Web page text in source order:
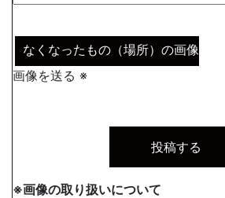
なくなったもの（場所）の画像
画像を送る ※
※画像の取り扱いについて